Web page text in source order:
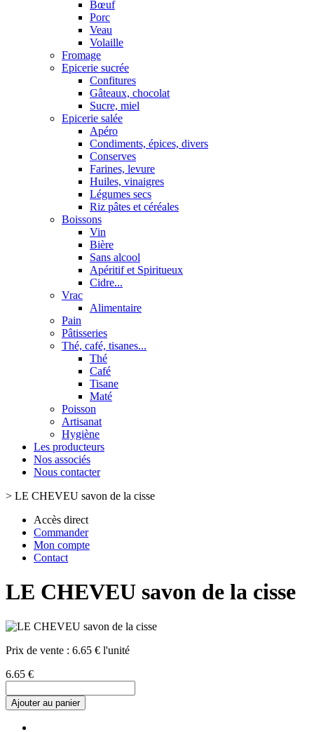
Bœuf
Porc
Veau
Volaille
Fromage
Epicerie sucrée
Confitures
Gâteaux, chocolat
Sucre, miel
Epicerie salée
Apéro
Condiments, épices, divers
Conserves
Farines, levure
Huiles, vinaigres
Légumes secs
Riz pâtes et céréales
Boissons
Vin
Bière
Sans alcool
Apéritif et Spiritueux
Cidre...
Vrac
Alimentaire
Pain
Pâtisseries
Thé, café, tisanes...
Thé
Café
Tisane
Maté
Poisson
Artisanat
Hygiène
Les producteurs
Nos associés
Nous contacter
> LE CHEVEU savon de la cisse
Accès direct
Commander
Mon compte
Contact
LE CHEVEU savon de la cisse
Prix de vente : 6.65 € l'unité
6.65 €
Ajouter au panier